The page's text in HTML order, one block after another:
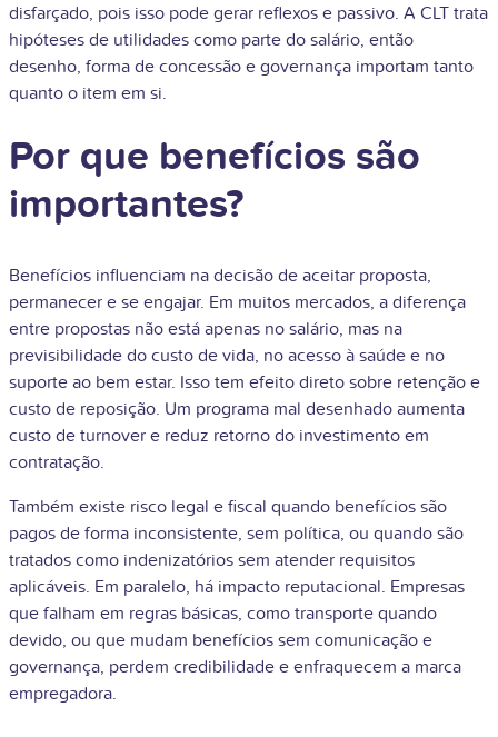
disfarçado, pois isso pode gerar reflexos e passivo. A CLT trata
hipóteses de utilidades como parte do salário, então
desenho, forma de concessão e governança importam tanto
quanto o item em si.
Por que benefícios são
importantes?
Benefícios influenciam na decisão de aceitar proposta,
permanecer e se engajar. Em muitos mercados, a diferença
entre propostas não está apenas no salário, mas na
previsibilidade do custo de vida, no acesso à saúde e no
suporte ao bem estar. Isso tem efeito direto sobre retenção e
custo de reposição. Um programa mal desenhado aumenta
custo de turnover e reduz retorno do investimento em
contratação.
Também existe risco legal e fiscal quando benefícios são
pagos de forma inconsistente, sem política, ou quando são
tratados como indenizatórios sem atender requisitos
aplicáveis. Em paralelo, há impacto reputacional. Empresas
que falham em regras básicas, como transporte quando
devido, ou que mudam benefícios sem comunicação e
governança, perdem credibilidade e enfraquecem a marca
empregadora.